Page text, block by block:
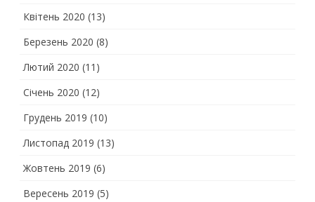
Квітень 2020 (13)
Березень 2020 (8)
Лютий 2020 (11)
Січень 2020 (12)
Грудень 2019 (10)
Листопад 2019 (13)
Жовтень 2019 (6)
Вересень 2019 (5)